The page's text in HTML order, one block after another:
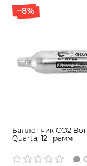
–8%
Баллончик CO2
Quarta, 12 грамм